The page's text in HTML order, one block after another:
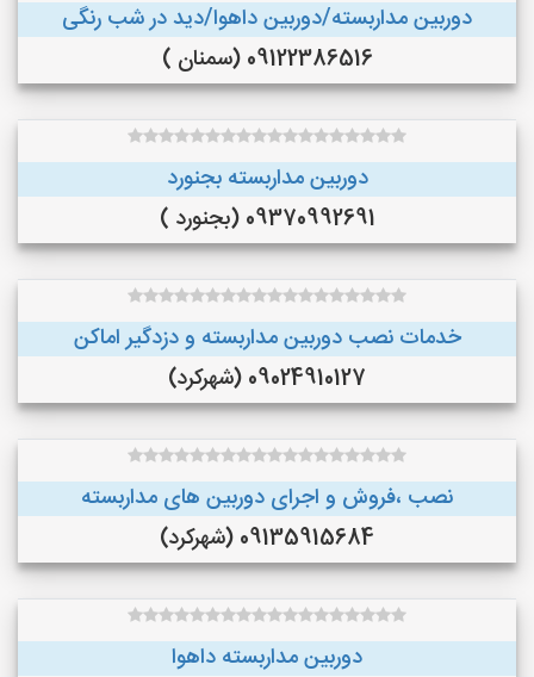
دوربین مداربسته/دوربین داهوا/دید در شب رنگی
09122386516 (سمنان )
دوربین مداربسته بجنورد
09370992691 (بجنورد )
خدمات نصب دوربین مداربسته و دزدگیر اماکن
09024910127 (شهرکرد)
نصب ،فروش و اجرای دوربین های مداربسته
09135915684 (شهرکرد)
دوربین مداربسته داهوا